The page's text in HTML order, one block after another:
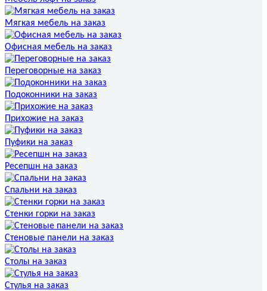
Мягкая мебель на заказ
Офисная мебель на заказ
Переговорные на заказ
Подоконники на заказ
Прихожие на заказ
Пуфики на заказ
Ресепшн на заказ
Спальни на заказ
Стенки горки на заказ
Стеновые панели на заказ
Столы на заказ
Стулья на заказ